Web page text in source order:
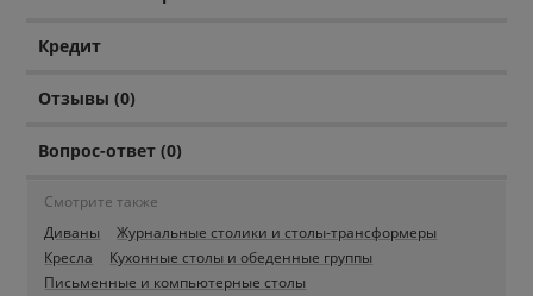
Кредит
Отзывы (0)
Вопрос-ответ (0)
Смотрите также
Диваны
Журнальные столики и столы-трансформеры
Кресла
Кухонные столы и обеденные группы
Письменные и компьютерные столы